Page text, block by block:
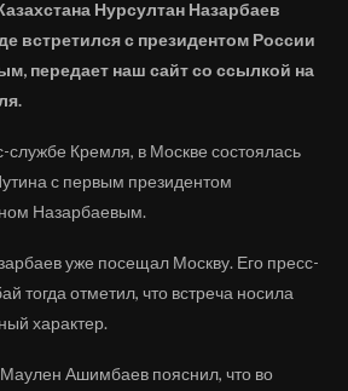
Нурсултан Назарбаев
встретился с президентом России
передает наш сайт со ссылкой на
службе Кремля, в Москве состоялась
с первым президентом
Назарбаевым.
уже посещал Москву. Его пресс-
тогда отметил, что встреча носила
характер.
Ашимбаев пояснил, что во